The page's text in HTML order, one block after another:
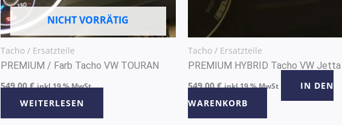
NICHT VORRÄTIG
Tacho / Ersatzteile
PREMIUM / Farb Tacho VW TOURAN
549,00€ inkl 19 % MwSt
WEITERLESEN
Tacho / Ersatzteile
PREMIUM HYBRID Tacho VW Jetta
549,00€ inkl 19 % MwSt
IN DEN
WARENKORB